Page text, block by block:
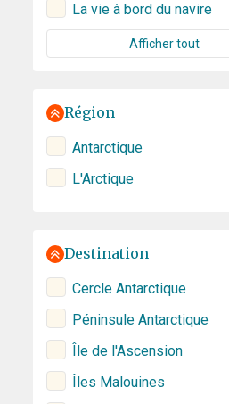
La vie à bord du navire
Afficher tout
Région
Antarctique
L'Arctique
Destination
Cercle Antarctique
Péninsule Antarctique
Île de l'Ascension
Îles Malouines